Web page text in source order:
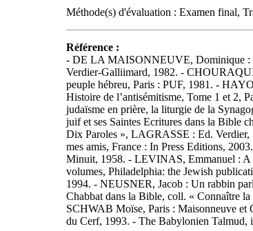
Méthode(s) d'évaluation : Examen final,
Référence :
- DE LA MAISONNEUVE, Dominique :
Verdier-Galliimard, 1982. -
peuple hébreu, Paris : PUF, 1981. -
Histoire de l’antisémitisme, Tome 1 et
judaïsme en prière, la liturgie de la
juif et ses Saintes Ecritures dans la Bible
Dix Paroles », LAGRASSE : Ed. Verdier,
mes amis, France : In Press Editions,
Minuit, 1958. - LEVINAS, Emmanuel : A
volumes, Philadelphia: the Jewish
1994. - NEUSNER, Jacob : Un rabbin
Chabbat dans la Bible, coll. « Connaître
SCHWAB Moïse, Paris : Maisonneuve
du Cerf, 1993. - The Babylonien Talmud,